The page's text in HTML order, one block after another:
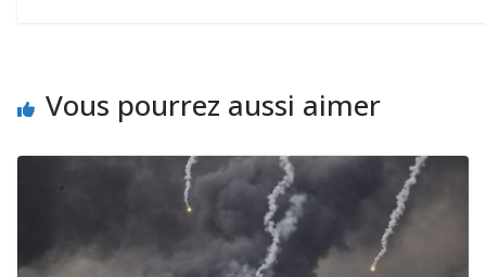
Vous pourrez aussi aimer